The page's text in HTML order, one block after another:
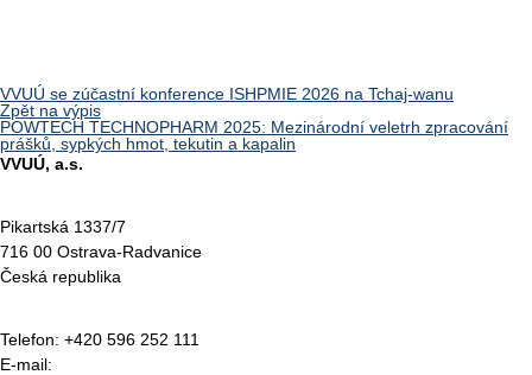
VVUÚ se zúčastní konference ISHPMIE 2026 na Tchaj-wanu
Zpět na výpis
POWTECH TECHNOPHARM 2025: Mezinárodní veletrh zpracování
prášků, sypkých hmot, tekutin a kapalin
VVUÚ, a.s.
Pikartská 1337/7
716 00 Ostrava-Radvanice
Česká republika
Telefon: +420 596 252 111
E-mail: